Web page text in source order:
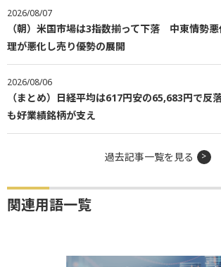
2026/08/07
（朝）米国市場は3指数揃って下落 中東情勢
理が悪化し売り優勢の展開
2026/08/06
（まとめ）日経平均は617円安の65,683円で
も好業績銘柄が支え
過去記事一覧を見る
関連用語一覧